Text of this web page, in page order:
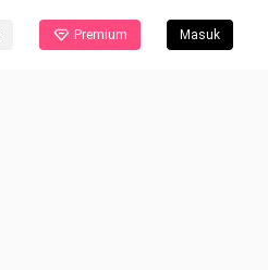
Premium Masuk